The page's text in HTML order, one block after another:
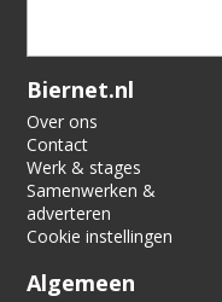
Verification code:
Biernet.nl
Over ons
Contact
Werk & stages
Samenwerken &
adverteren
Cookie instellingen
Algemeen